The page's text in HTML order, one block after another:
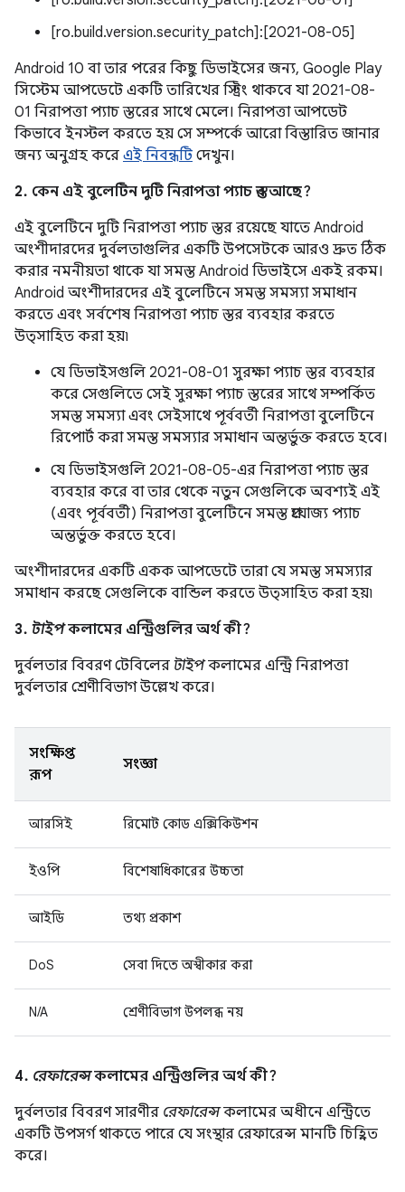
[ro.build.version.security_patch]:[2021-08-05]
Android 10 বা তার পরের কিছু ডিভাইসের জন্য, Google Play
সিস্টেম আপডেটে একটি তারিখের স্ট্রিং থাকবে যা 2021-08-
01 নিরাপত্তা প্যাচ স্তরের সাথে মেলে। নিরাপত্তা আপডেট
কিভাবে ইনস্টল করতে হয় সে সম্পর্কে আরো বিস্তারিত জানার
জন্য অনুগ্রহ করে এই নিবন্ধটি দেখুন।
2. কেন এই বুলেটিন দুটি নিরাপত্তা প্যাচ স্তর আছে?
এই বুলেটিনে দুটি নিরাপত্তা প্যাচ স্তর রয়েছে যাতে Android
অংশীদারদের দুর্বলতাগুলির একটি উপসেটকে আরও দ্রুত ঠিক
করার নমনীয়তা থাকে যা সমস্ত Android ডিভাইসে একই রকম।
Android অংশীদারদের এই বুলেটিনে সমস্ত সমস্যা সমাধান
করতে এবং সর্বশেষ নিরাপত্তা প্যাচ স্তর ব্যবহার করতে
উত্সাহিত করা হয়৷
যে ডিভাইসগুলি 2021-08-01 সুরক্ষা প্যাচ স্তর ব্যবহার
করে সেগুলিতে সেই সুরক্ষা প্যাচ স্তরের সাথে সম্পর্কিত
সমস্ত সমস্যা এবং সেইসাথে পূর্ববর্তী নিরাপত্তা বুলেটিনে
রিপোর্ট করা সমস্ত সমস্যার সমাধান অন্তর্ভুক্ত করতে হবে।
যে ডিভাইসগুলি 2021-08-05-এর নিরাপত্তা প্যাচ স্তর
ব্যবহার করে বা তার থেকে নতুন সেগুলিকে অবশ্যই এই
(এবং পূর্ববর্তী) নিরাপত্তা বুলেটিনে সমস্ত প্রযোজ্য প্যাচ
অন্তর্ভুক্ত করতে হবে।
অংশীদারদের একটি একক আপডেটে তারা যে সমস্ত সমস্যার
সমাধান করছে সেগুলিকে বান্ডিল করতে উত্সাহিত করা হয়৷
3. টাইপকলামের এন্ট্রিগুলির অর্থ কী?
দুর্বলতার বিবরণ টেবিলের টাইপকলামের এন্ট্রি নিরাপত্তা
দুর্বলতার শ্রেণীবিভাগ উল্লেখ করে।
সংক্ষিপ্ত
রূপ
সংজ্ঞা
আরসিই রিমোট কোড এক্সিকিউশন
ইওপি বিশেষাধিকারের উচ্চতা
আইডি তথ্য প্রকাশ
DoS সেবা দিতে অস্বীকার করা
N/A শ্রেণীবিভাগ উপলব্ধ নয়
4. রেফারেন্সকলামের এন্ট্রিগুলির অর্থ কী?
দুর্বলতার বিবরণ সারণীর রেফারেন্সকলামের অধীনে এন্ট্রিতে
একটি উপসর্গ থাকতে পারে যে সংস্থার রেফারেন্স মানটি চিহ্নিত
করে।